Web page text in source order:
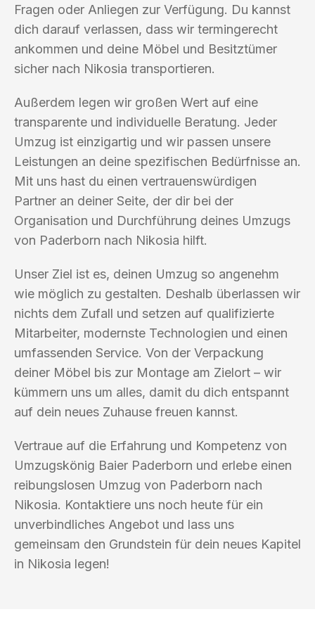
Fragen oder Anliegen zur Verfügung. Du kannst
dich darauf verlassen, dass wir termingerecht
ankommen und deine Möbel und Besitztümer
sicher nach Nikosia transportieren.
Außerdem legen wir großen Wert auf eine
transparente und individuelle Beratung. Jeder
Umzug ist einzigartig und wir passen unsere
Leistungen an deine spezifischen Bedürfnisse an.
Mit uns hast du einen vertrauenswürdigen
Partner an deiner Seite, der dir bei der
Organisation und Durchführung deines Umzugs
von Paderborn nach Nikosia hilft.
Unser Ziel ist es, deinen Umzug so angenehm
wie möglich zu gestalten. Deshalb überlassen wir
nichts dem Zufall und setzen auf qualifizierte
Mitarbeiter, modernste Technologien und einen
umfassenden Service. Von der Verpackung
deiner Möbel bis zur Montage am Zielort – wir
kümmern uns um alles, damit du dich entspannt
auf dein neues Zuhause freuen kannst.
Vertraue auf die Erfahrung und Kompetenz von
Umzugskönig Baier Paderborn und erlebe einen
reibungslosen Umzug von Paderborn nach
Nikosia. Kontaktiere uns noch heute für ein
unverbindliches Angebot und lass uns
gemeinsam den Grundstein für dein neues Kapitel
in Nikosia legen!